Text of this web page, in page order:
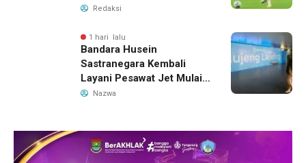
Romero, Transfer Bek
Redaksi
1 hari lalu
Bandara Husein
Sastranegara Kembali
Layani Pesawat Jet Mulai
14 Agustus 2026, Garuda
Nazwa